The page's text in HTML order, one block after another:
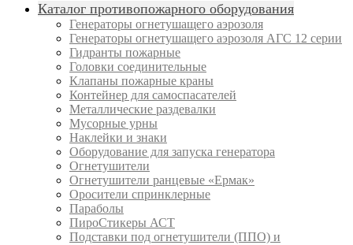
Каталог противопожарного оборудования
Генераторы огнетушащего аэрозоля
Генераторы огнетушащего аэрозоля АГС 12 серии
Гидранты пожарные
Головки соединительные
Клапаны пожарные краны
Контейнер для самоспасателей
Металлические раздевалки
Мусорные урны
Наклейки и знаки
Оборудование для запуска генератора
Огнетушители
Огнетушители ранцевые «Ермак»
Оросители спринклерные
Параболы
ПироСтикеры АСТ
Подставки под огнетушители (ППО) и